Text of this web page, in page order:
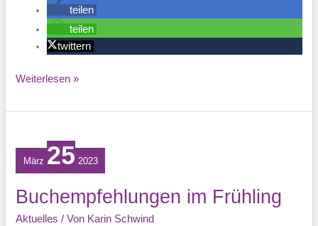
teilen
teilen
twittern
Nature
Weiterlesen »
März 25 2023
Buchempfehlungen im Frühling
Aktuelles / Von Karin Schwind